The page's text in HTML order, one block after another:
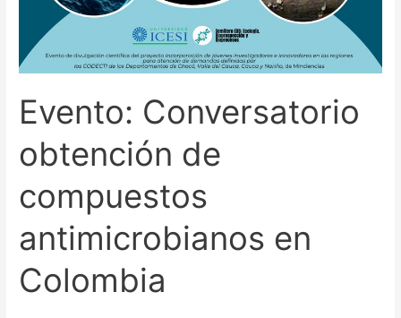
Evento: Conversatorio
obtención de
compuestos
antimicrobianos en
Colombia